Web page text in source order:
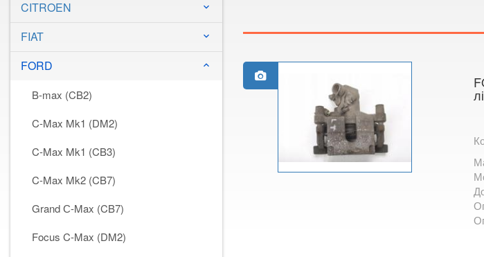
CITROEN keyboard_arrow_down
FIAT keyboard_arrow_down
FORD keyboard_arrow_down
B-max (CB2)
C-Max Mk1 (DM2)
C-Max Mk1 (CB3)
C-Max Mk2 (CB7)
Grand С-Max (CB7)
Focus C-Max (DM2)